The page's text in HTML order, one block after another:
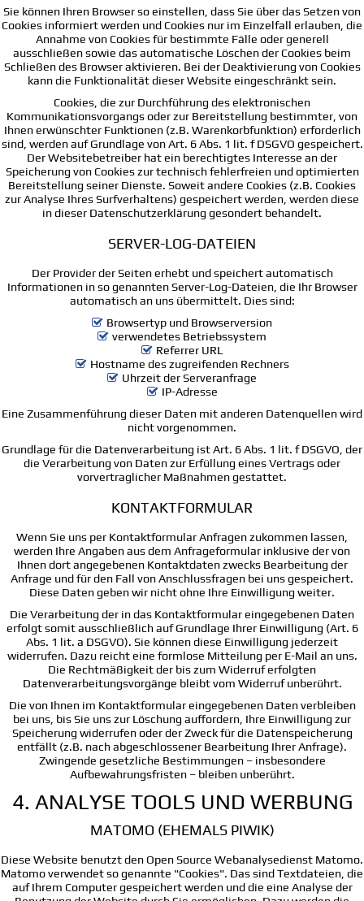
Sie können Ihren Browser so einstellen, dass Sie über das Setzen von
Cookies informiert werden und Cookies nur im Einzelfall erlauben, die
Annahme von Cookies für bestimmte Fälle oder generell
ausschließen sowie das automatische Löschen der Cookies beim
Schließen des Browser aktivieren. Bei der Deaktivierung von Cookies
kann die Funktionalität dieser Website eingeschränkt sein.
Cookies, die zur Durchführung des elektronischen
Kommunikationsvorgangs oder zur Bereitstellung bestimmter, von
Ihnen erwünschter Funktionen (z.B. Warenkorbfunktion) erforderlich
sind, werden auf Grundlage von Art. 6 Abs. 1 lit. f DSGVO gespeichert.
Der Websitebetreiber hat ein berechtigtes Interesse an der
Speicherung von Cookies zur technisch fehlerfreien und optimierten
Bereitstellung seiner Dienste. Soweit andere Cookies (z.B. Cookies
zur Analyse Ihres Surfverhaltens) gespeichert werden, werden diese
in dieser Datenschutzerklärung gesondert behandelt.
SERVER-LOG-DATEIEN
Der Provider der Seiten erhebt und speichert automatisch
Informationen in so genannten Server-Log-Dateien, die Ihr Browser
automatisch an uns übermittelt. Dies sind:
Browsertyp und Browserversion
verwendetes Betriebssystem
Referrer URL
Hostname des zugreifenden Rechners
Uhrzeit der Serveranfrage
IP-Adresse
Eine Zusammenführung dieser Daten mit anderen Datenquellen wird
nicht vorgenommen.
Grundlage für die Datenverarbeitung ist Art. 6 Abs. 1 lit. f DSGVO, der
die Verarbeitung von Daten zur Erfüllung eines Vertrags oder
vorvertraglicher Maßnahmen gestattet.
KONTAKTFORMULAR
Wenn Sie uns per Kontaktformular Anfragen zukommen lassen,
werden Ihre Angaben aus dem Anfrageformular inklusive der von
Ihnen dort angegebenen Kontaktdaten zwecks Bearbeitung der
Anfrage und für den Fall von Anschlussfragen bei uns gespeichert.
Diese Daten geben wir nicht ohne Ihre Einwilligung weiter.
Die Verarbeitung der in das Kontaktformular eingegebenen Daten
erfolgt somit ausschließlich auf Grundlage Ihrer Einwilligung (Art. 6
Abs. 1 lit. a DSGVO). Sie können diese Einwilligung jederzeit
widerrufen. Dazu reicht eine formlose Mitteilung per E-Mail an uns.
Die Rechtmäßigkeit der bis zum Widerruf erfolgten
Datenverarbeitungsvorgänge bleibt vom Widerruf unberührt.
Die von Ihnen im Kontaktformular eingegebenen Daten verbleiben
bei uns, bis Sie uns zur Löschung auffordern, Ihre Einwilligung zur
Speicherung widerrufen oder der Zweck für die Datenspeicherung
entfällt (z.B. nach abgeschlossener Bearbeitung Ihrer Anfrage).
Zwingende gesetzliche Bestimmungen – insbesondere
Aufbewahrungsfristen – bleiben unberührt.
4. ANALYSE TOOLS UND WERBUNG
MATOMO (EHEMALS PIWIK)
Diese Website benutzt den Open Source Webanalysedienst Matomo.
Matomo verwendet so genannte "Cookies". Das sind Textdateien, die
auf Ihrem Computer gespeichert werden und die eine Analyse der